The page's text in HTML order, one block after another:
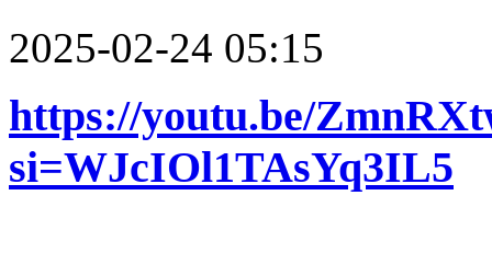
2025-02-24 05:15
https://youtu.be/
si=WJcIOl1TAsYq3IL5